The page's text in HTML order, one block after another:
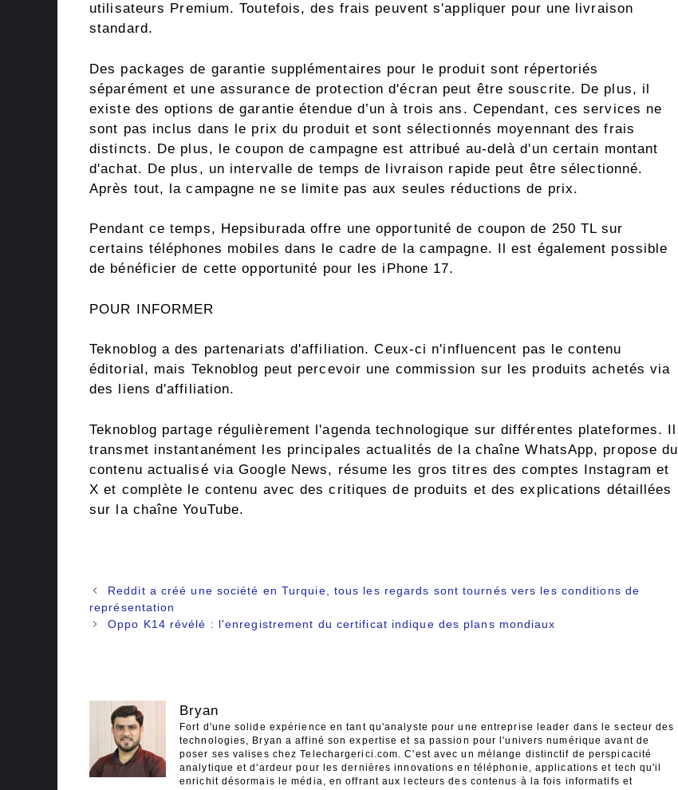
utilisateurs Premium. Toutefois, des frais peuvent s'appliquer pour une livraison
standard.
Des packages de garantie supplémentaires pour le produit sont répertoriés
séparément et une assurance de protection d'écran peut être souscrite. De plus, il
existe des options de garantie étendue d’un à trois ans. Cependant, ces services ne
sont pas inclus dans le prix du produit et sont sélectionnés moyennant des frais
distincts. De plus, le coupon de campagne est attribué au-delà d'un certain montant
d'achat. De plus, un intervalle de temps de livraison rapide peut être sélectionné.
Après tout, la campagne ne se limite pas aux seules réductions de prix.
Pendant ce temps, Hepsiburada offre une opportunité de coupon de 250 TL sur
certains téléphones mobiles dans le cadre de la campagne. Il est également possible
de bénéficier de cette opportunité pour les iPhone 17.
POUR INFORMER
Teknoblog a des partenariats d'affiliation. Ceux-ci n'influencent pas le contenu
éditorial, mais Teknoblog peut percevoir une commission sur les produits achetés via
des liens d'affiliation.
Teknoblog partage régulièrement l'agenda technologique sur différentes plateformes. Il
transmet instantanément les principales actualités de la chaîne WhatsApp, propose du
contenu actualisé via Google News, résume les gros titres des comptes Instagram et
X et complète le contenu avec des critiques de produits et des explications détaillées
sur la chaîne YouTube.
Navigation
des
articles
Reddit a créé une société en Turquie, tous les regards sont tournés vers les conditions de
représentation
Oppo K14 révélé : l'enregistrement du certificat indique des plans mondiaux
Bryan
Fort d'une solide expérience en tant qu'analyste pour une entreprise leader dans le secteur des
technologies, Bryan a affiné son expertise et sa passion pour l'univers numérique avant de
poser ses valises chez Telechargerici.com. C'est avec un mélange distinctif de perspicacité
analytique et d'ardeur pour les dernières innovations en téléphonie, applications et tech qu'il
enrichit désormais le média, en offrant aux lecteurs des contenus à la fois informatifs et